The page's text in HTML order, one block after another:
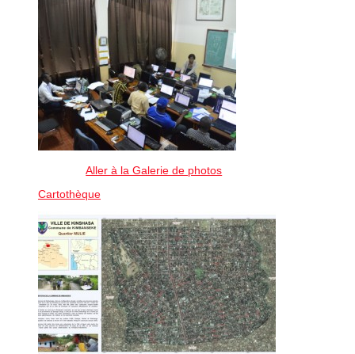
Aller à la Galerie de photos
Cartothèque